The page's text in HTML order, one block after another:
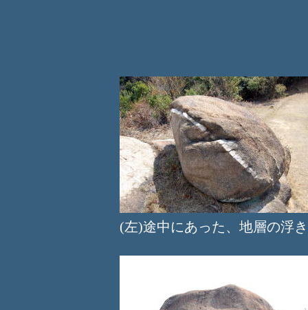
(左)途中にあった、地層